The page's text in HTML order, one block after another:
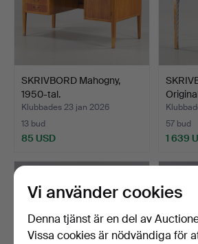
SKRIVBORD Mahogny,
1950-tal.
Klubbades 23 jan 2026
13 bud
85 USD
57 bud
1 639
Vi använder cookies
Denna tjänst är en del av
Vissa cookies är nödvändiga för